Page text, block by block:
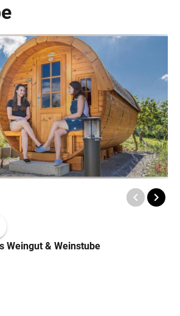
Weingut & Weinstube